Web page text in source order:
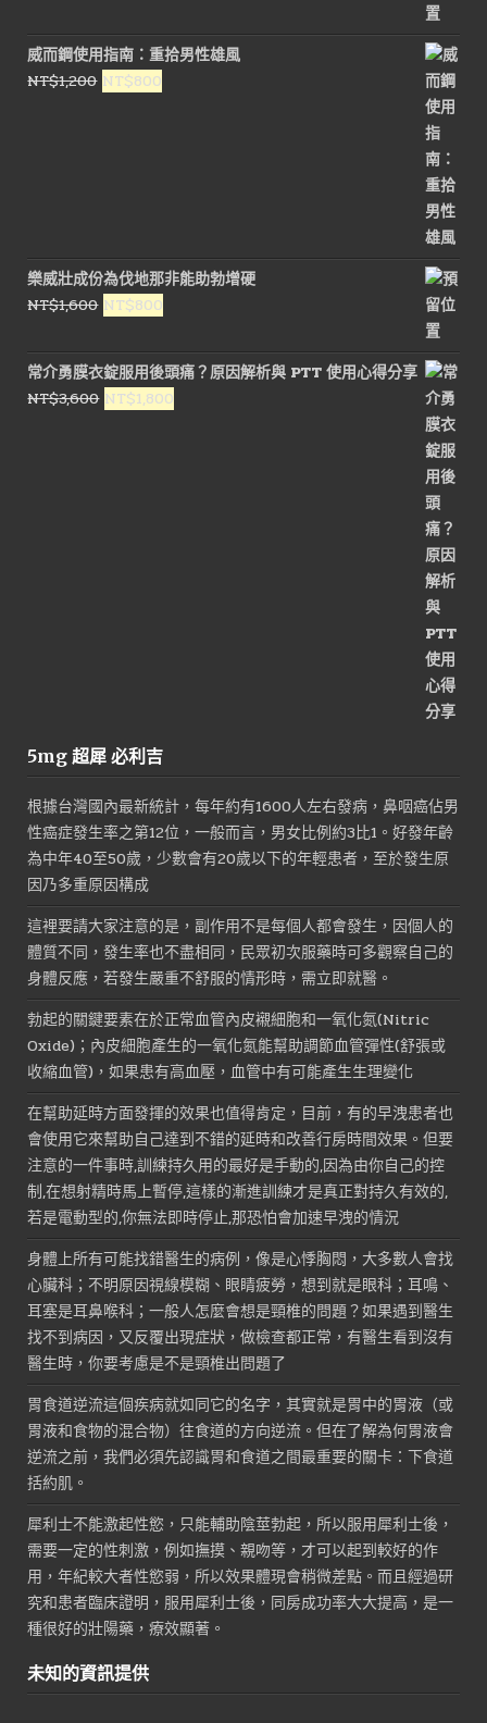
價
格：
NT$1,600。
價
格：
威而鋼使用指南：重拾男性雄風
NT$1,200 原
NT$800
樂威壯成份為伐地那非能助勃增硬
NT$1,600 原
價
格：
NT$1,600。
NT$800
價
格：
NT$800。
常介勇膜衣錠服用後頭痛？原因解析與 PTT 使用心得分享
NT$3,600 原
NT$1,800
5mg 超犀 必利吉
根據台灣國內最新統計，每年約有1600人左右發病，鼻咽癌佔男
性癌症發生率之第12位，一般而言，男女比例約3比1。好發年齡
為中年40至50歲，少數會有20歲以下的年輕患者，至於發生原
因乃多重原因構成
這裡要請大家注意的是，副作用不是每個人都會發生，因個人的
體質不同，發生率也不盡相同，民眾初次服藥時可多觀察自己的
身體反應，若發生嚴重不舒服的情形時，需立即就醫。
勃起的關鍵要素在於正常血管內皮襯細胞和一氧化氮(Nitric
Oxide)；內皮細胞產生的一氧化氮能幫助調節血管彈性(舒張或
收縮血管)，如果患有高血壓，血管中有可能產生生理變化
在幫助延時方面發揮的效果也值得肯定，目前，有的早洩患者也
會使用它來幫助自己達到不錯的延時和改善行房時間效果。但要
注意的一件事時,訓練持久用的最好是手動的,因為由你自己的控
制,在想射精時馬上暫停,這樣的漸進訓練才是真正對持久有效的,
若是電動型的,你無法即時停止,那恐怕會加速早洩的情況
身體上所有可能找錯醫生的病例，像是心悸胸悶，大多數人會找
心臟科；不明原因視線模糊、眼睛疲勞，想到就是眼科；耳鳴、
耳塞是耳鼻喉科；一般人怎麼會想是頸椎的問題？如果遇到醫生
找不到病因，又反覆出現症狀，做檢查都正常，有醫生看到沒有
醫生時，你要考慮是不是頸椎出問題了
胃食道逆流這個疾病就如同它的名字，其實就是胃中的胃液（或
胃液和食物的混合物）往食道的方向逆流。但在了解為何胃液會
逆流之前，我們必須先認識胃和食道之間最重要的關卡：下食道
括約肌。
犀利士不能激起性慾，只能輔助陰莖勃起，所以服用犀利士後，
需要一定的性刺激，例如撫摸、親吻等，才可以起到較好的作
用，年紀較大者性慾弱，所以效果體現會稍微差點。而且經過研
究和患者臨床證明，服用犀利士後，同房成功率大大提高，是一
種很好的壯陽藥，療效顯著。
未知的資訊提供